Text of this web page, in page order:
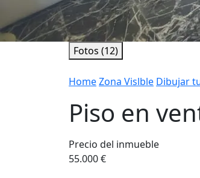
Fotos (12)
HomeZona Vislble Dibujar
Piso en
Precio del inmueble
55.000 €